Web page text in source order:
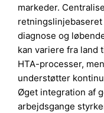
markeder.
diagnose og
kan variere fra land
HTA-processer,
understøtter
Øget integration af
arbejdsgange